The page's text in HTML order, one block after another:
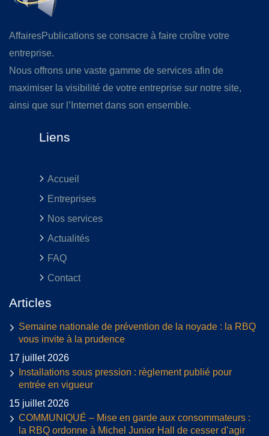
AffairesPublications se consacre à faire croître votre
entreprise.
Nous offrons une vaste gamme de services afin de
maximiser la visibilité de votre entreprise sur notre site,
ainsi que sur l’Internet dans son ensemble.
Liens
Accueil
Entreprises
Nos services
Actualités
FAQ
Contact
Articles
Semaine nationale de prévention de la noyade : la RBQ
vous invite à la prudence
17 juillet 2026
Installations sous pression : règlement publié pour
entrée en vigueur
15 juillet 2026
COMMUNIQUÉ – Mise en garde aux consommateurs :
la RBQ ordonne à Michel Junior Hall de cesser d’agir